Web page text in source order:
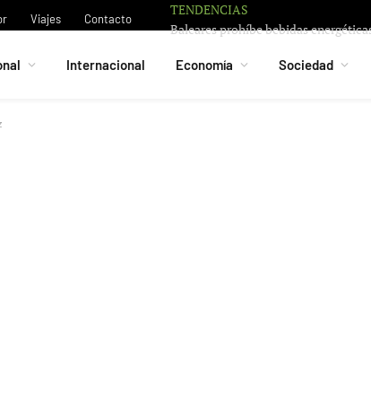
Viajes Contacto
TENDENCIAS
Internacional Economía Sociedad